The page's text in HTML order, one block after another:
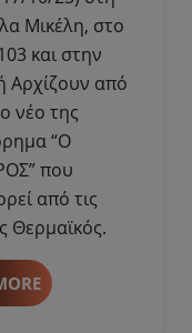
για
το
μυθιστόρημα
“Ο
ΔΙΚΗΓΟΡΟΣ”
–
Εκδόσεις
Θερμαϊκός.
Μικέλη, στο
και στην
Αρχίζουν από
νέο της
“Ο
που
από τις
Θερμαϊκός.
READ
MORE